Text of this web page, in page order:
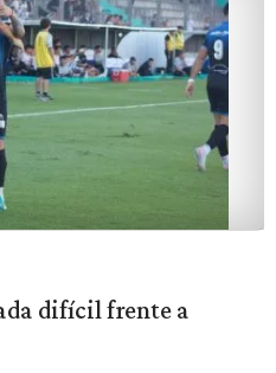
difícil frente a